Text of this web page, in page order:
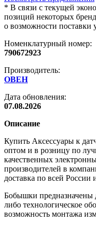
* В связи с текущей
позиций некоторых
о возможности поставки
Номенклатурный номер:
790672923
Производитель:
ОВЕН
Дата обновления:
07.08.2026
Описание
Купить Аксессуары к
оптом и в розницу по
качественных
производителей в
доставка по всей России
Бобышки предназначены
либо технологическое
возможность монтажа